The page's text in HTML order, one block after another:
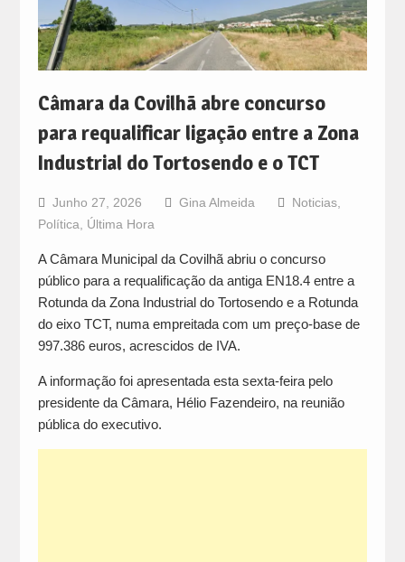
Câmara da Covilhã abre concurso
para requalificar ligação entre a Zona
Industrial do Tortosendo e o TCT
Junho 27, 2026 Gina Almeida Noticias,
Política
Última Hora
A Câmara Municipal da Covilhã abriu o concurso
público para a requalificação da antiga EN18.4 entre a
Rotunda da Zona Industrial do Tortosendo e a Rotunda
do eixo TCT, numa empreitada com um preço-base de
997.386 euros, acrescidos de IVA.
A informação foi apresentada esta sexta-feira pelo
presidente da Câmara, Hélio Fazendeiro, na reunião
pública do executivo.